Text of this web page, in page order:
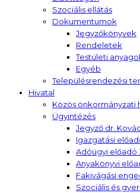
Szociális ellátás
Dokumentumok
Jegyzőkönyvek
Rendeletek
Testületi
Egyéb
Településrendezési
Hivatal
Közös önkormányzati
Ügyintézés
Jegyző dr.
Igazgatási
Adóügyi előadó
Anyakönyvi
Fakivágási
Szociális és